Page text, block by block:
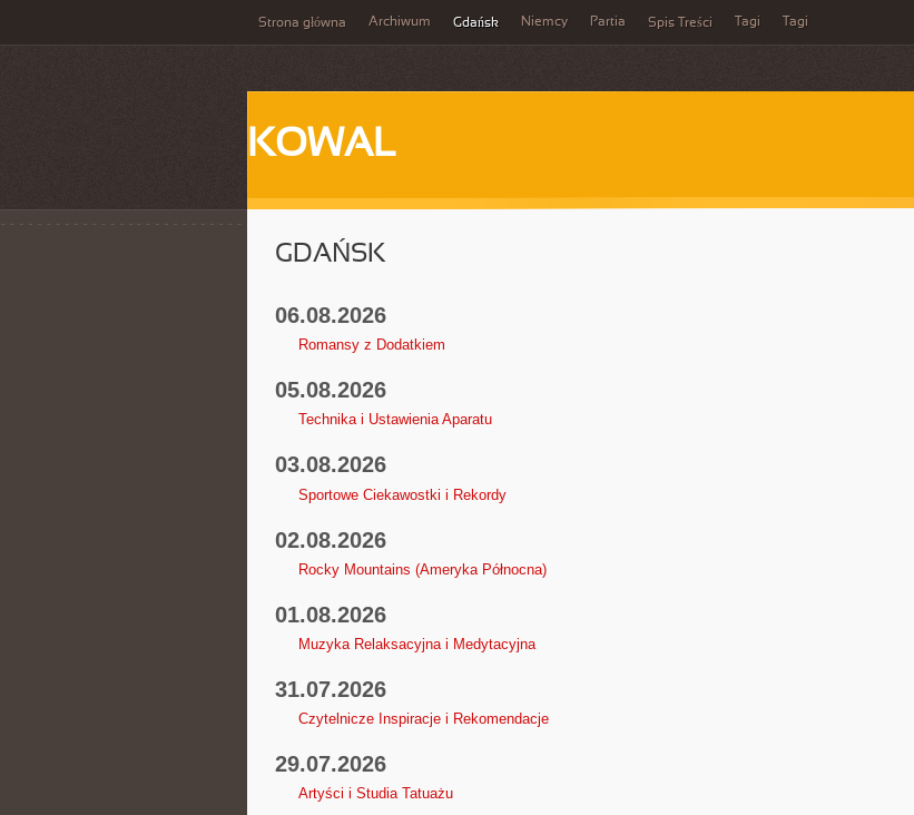
Strona główna Archiwum Gdańsk Niemcy Partia Spis Treści Tagi Tagi
KOWAL
GDAŃSK
06.08.2026
Romansy z Dodatkiem
05.08.2026
Technika i Ustawienia Aparatu
03.08.2026
Sportowe Ciekawostki i Rekordy
02.08.2026
Rocky Mountains (Ameryka Północna)
01.08.2026
Muzyka Relaksacyjna i Medytacyjna
31.07.2026
Czytelnicze Inspiracje i Rekomendacje
29.07.2026
Artyści i Studia Tatuażu